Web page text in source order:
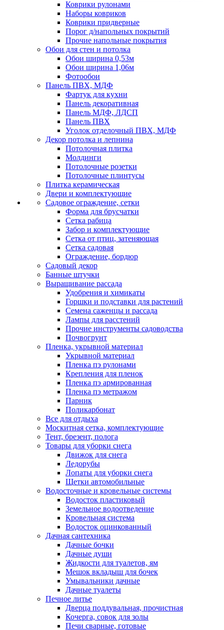
Коврики рулонами
Наборы ковриков
Коврики придверные
Порог д/напольных покрытий
Прочие напольные покрытия
Обои для стен и потолка
Обои ширина 0,53м
Обои ширина 1,06м
Фотообои
Панель ПВХ, МДФ
Фартук для кухни
Панель декоративная
Панель МДФ, ЛДСП
Панель ПВХ
Уголок отделочный ПВХ, МДФ
Декор потолка и лепнина
Потолочная плитка
Молдинги
Потолочные розетки
Потолочные плинтусы
Плитка керамическая
Двери и комплектующие
Садовое ограждение, сетки
Форма для брусчатки
Сетка рабица
Забор и комплектующие
Сетка от птиц, затеняющая
Сетка садовая
Ограждение, бордюр
Садовый декор
Банные штучки
Выращивание рассада
Удобрения и химикаты
Горшки и подставки для растений
Семена саженцы и рассада
Лампы для расстений
Прочие инструменты садоводства
Почвогрунт
Пленка, укрывной материал
Укрывной материал
Пленка пэ рулонами
Крепления для пленок
Пленка пэ армированная
Пленка пэ метражом
Парник
Поликарбонат
Все для отдыха
Москитная сетка, комплектующие
Тент, брезент, полога
Товары для уборки снега
Движок для снега
Ледорубы
Лопаты для уборки снега
Щетки автомобильные
Водосточные и кровельные системы
Водосток пластиковый
Земельное водоотведение
Кровельная система
Водосток оцинкованный
Дачная сантехника
Дачные бочки
Дачные души
Жидкости для туалетов, ям
Мешок вкладыш для бочек
Умывальники дачные
Дачные туалеты
Печное литье
Дверца поддувальная, прочистная
Кочерга, совок для золы
Печи сварные, готовые